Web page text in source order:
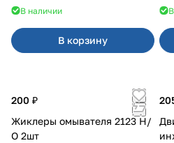
В наличии
В корзину
200 ₽
Жиклеры омывателя 2123 Н/
О 2шт